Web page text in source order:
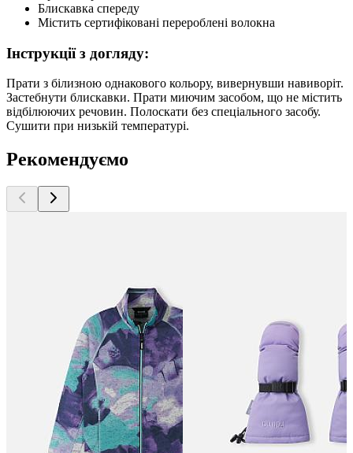
Блискавка спереду
Містить сертифіковані перероблені волокна
Інструкції з догляду:
Прати з білизною однакового кольору, вивернувши навиворіт.
Застебнути блискавки. Прати миючим засобом, що не містить
відбілюючих речовин. Полоскати без спеціального засобу.
Сушити при низькій температурі.
Рекомендуємо